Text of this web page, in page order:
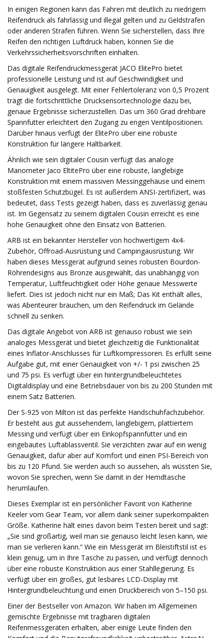
In einigen Regionen kann das Fahren mit deutlich zu niedrigem
Reifendruck als fahrlässig und illegal gelten und zu Geldstrafen
oder anderen Strafen führen. Wenn Sie sicherstellen, dass Ihre
Reifen den richtigen Luftdruck haben, können Sie die
Verkehrssicherheitsvorschriften einhalten.
Das digitale Reifendruckmessgerät JACO ElitePro bietet
professionelle Leistung und ist auf Geschwindigkeit und
Genauigkeit ausgelegt. Mit einer Fehlertoleranz von 0,5 Prozent
trägt die fortschrittliche Drucksensortechnologie dazu bei,
genaue Ergebnisse sicherzustellen. Das um 360 Grad drehbare
Spannfutter erleichtert den Zugang zu engen Ventilpositionen.
Darüber hinaus verfügt der ElitePro über eine robuste
Konstruktion für längere Haltbarkeit.
Ähnlich wie sein digitaler Cousin verfügt das analoge
Manometer Jaco EltitePro über eine robuste, langlebige
Konstruktion mit einem massiven Messinggehäuse und einem
stoßfesten Schutzbügel. Es ist außerdem ANSI-zertifiziert, was
bedeutet, dass Tests gezeigt haben, dass es zuverlässig genau
ist. Im Gegensatz zu seinem digitalen Cousin erreicht es eine
hohe Genauigkeit ohne den Einsatz von Batterien.
ARB ist ein bekannter Hersteller von hochwertigem 4x4-
Zubehör, Offroad-Ausrüstung und Campingausrüstung. Wir
haben dieses Messgerät aufgrund seines robusten Bourdon-
Röhrendesigns aus Bronze ausgewählt, das unabhängig von
Temperatur, Luftfeuchtigkeit oder Höhe genaue Messwerte
liefert. Dies ist jedoch nicht nur ein Maß; Das Kit enthält alles,
was Abenteurer brauchen, um den Reifendruck im Gelände
schnell zu senken.
Das digitale Angebot von ARB ist genauso robust wie sein
analoges Messgerät und bietet gleichzeitig die Funktionalität
eines Inflator-Anschlusses für Luftkompressoren. Es erfüllt seine
Aufgabe gut, mit einer Genauigkeit von +/- 1 psi zwischen 25
und 75 psi. Es verfügt über ein hintergrundbeleuchtetes
Digitaldisplay und eine Betriebsdauer von bis zu 200 Stunden mit
einem Satz Batterien.
Der S-925 von Milton ist das perfekte Handschuhfachzubehör.
Er besteht aus gut aussehendem, langlebigem, plattiertem
Messing und verfügt über ein Einkopfspannfutter und ein
eingebautes Luftablassventil. Sie verzichten zwar auf ein wenig
Genauigkeit, dafür aber auf Komfort und einen PSI-Bereich von
bis zu 120 Pfund. Sie werden auch so aussehen, als wüssten Sie,
wovon Sie sprechen, wenn Sie damit in der Hemdtasche
herumlaufen.
Dieses Exemplar ist ein persönlicher Favorit von Katherine
Keeler vom Gear Team, vor allem dank seiner superkompakten
Größe. Katherine hält eines davon beim Testen bereit und sagt:
„Sie sind großartig, weil man sie genauso leicht lesen kann, wie
man sie verlieren kann.“ Wie ein Messgerät im Bleistiftstil ist es
klein genug, um in Ihre Tasche zu passen, und verfügt dennoch
über eine robuste Konstruktion aus einer Stahllegierung. Es
verfügt über ein großes, gut lesbares LCD-Display mit
Hintergrundbeleuchtung und einen Druckbereich von 5–150 psi.
Einer der Bestseller von Amazon. Wir haben im Allgemeinen
gemischte Ergebnisse mit tragbaren digitalen
Reifenmessgeräten erhalten, aber einige Leute finden den